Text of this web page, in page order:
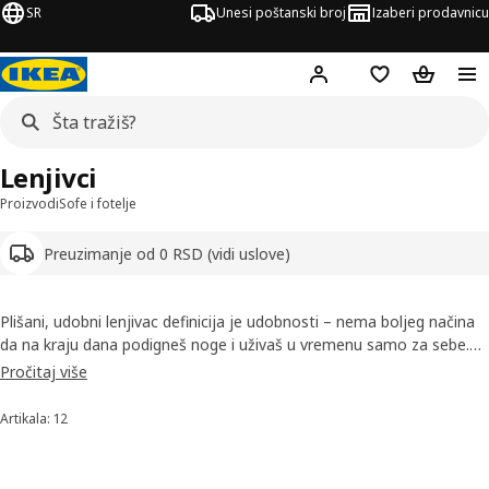
SR Unesi poštanski broj Izaberi prodavnicu
Hej! Prijavi se
Lista željaKorpa
ProizvodiSofe i fotelje
Preuzimanje od 0 RSD (vidi uslove)
Lenjivci
Plišani, udobni lenjivac definicija je udobnosti – nema boljeg načina
da na kraju dana podigneš noge i uživaš u vremenu samo za sebe.
Lenjivac može biti samostojeći ili produžetak sofe, a neke od
Pročitaj više
Sortiraj i filtriraj
Artikala: 12